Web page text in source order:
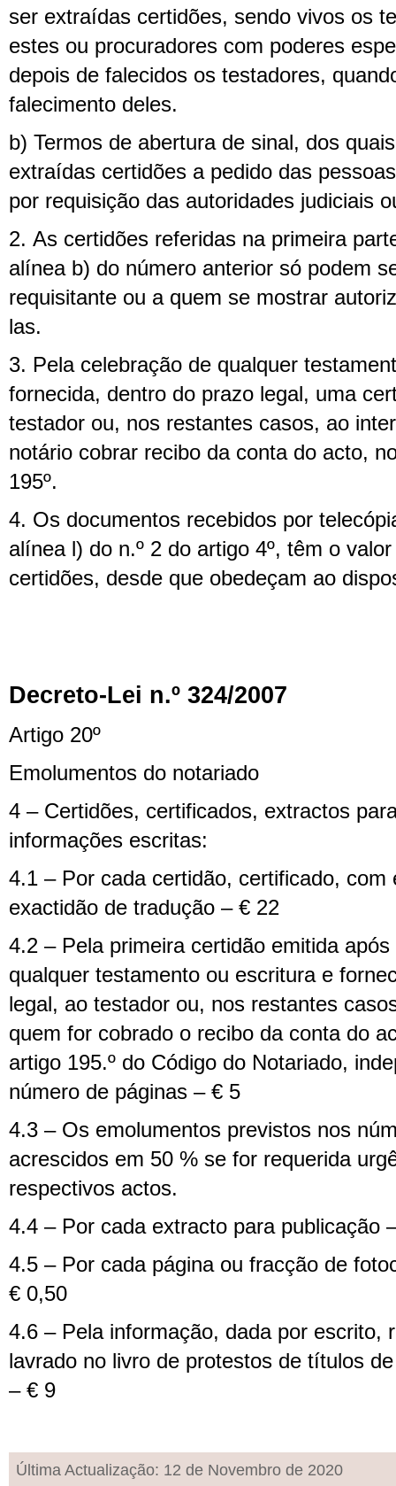
ser extraídas certidões, sendo vivos os
estes ou procuradores com poderes
depois de falecidos os testadores,
falecimento deles.
b) Termos de abertura de sinal, dos
extraídas certidões a pedido das
por requisição das autoridades judiciais
2. As certidões referidas na primeira
alínea b) do número anterior só podem
requisitante ou a quem se mostrar
las.
3. Pela celebração de qualquer
fornecida, dentro do prazo legal, uma
testador ou, nos restantes casos, ao
notário cobrar recibo da conta do acto,
195º.
4. Os documentos recebidos por
alínea l) do n.º 2 do artigo 4º, têm o
certidões, desde que obedeçam ao
Decreto-Lei n.º 324/2007
Artigo 20º
Emolumentos do notariado
4 – Certidões, certificados, extractos
informações escritas:
4.1 – Por cada certidão, certificado, com
exactidão de tradução – € 22
4.2 – Pela primeira certidão emitida
qualquer testamento ou escritura e
legal, ao testador ou, nos restantes
quem for cobrado o recibo da conta do
artigo 195.º do Código do Notariado,
número de páginas – € 5
4.3 – Os emolumentos previstos nos
acrescidos em 50 % se for requerida
respectivos actos.
4.4 – Por cada extracto para publicação
4.5 – Por cada página ou fracção de
€ 0,50
4.6 – Pela informação, dada por escrito,
lavrado no livro de protestos de títulos
– € 9
Última Actualização: 12 de Novembro de 2020